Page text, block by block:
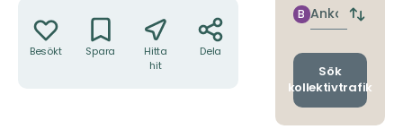
Besökt Spara
Hitta
hit
Dela
Ankomst
B
Byt
och
Sök
kollektivtrafik